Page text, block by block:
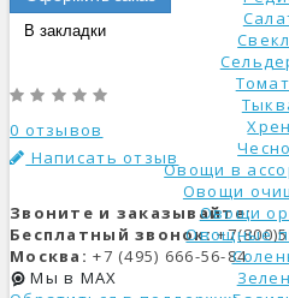
Хрен
Овощи в
Овощи
Овощи
Овощные
В закладки
0 отзывов
Написать отзыв
Звоните и заказывайте:
Бесплатный звонок:
Москва: +7 (495) 666-56-84
Мы в MAX